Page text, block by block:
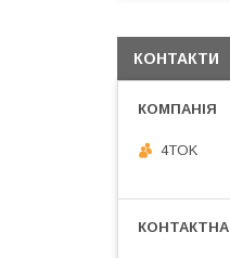
КОНТАКТИ
4TOK